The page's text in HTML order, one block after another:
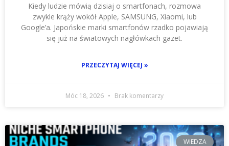
Kiedy ludzie mówią dzisiaj o smartfonach, rozmowa
zwykle krąży wokół Apple, SAMSUNG, Xiaomi, lub
Google’a. Japońskie marki smartfonów rzadko pojawiają
się już na światowych nagłówkach gazet.
PRZECZYTAJ WIĘCEJ »
Móc 18, 2026 Brak komentarzy
WIEDZA